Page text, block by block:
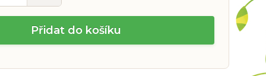
Přidat do košíku